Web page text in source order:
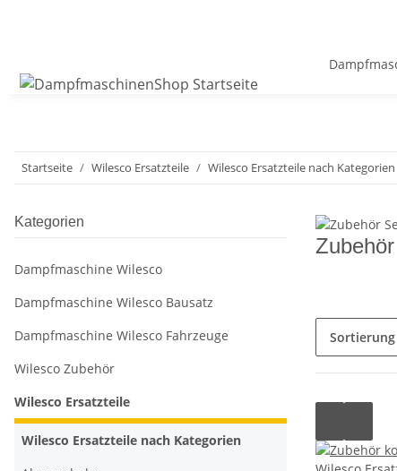
Startseite Wilesco Ersatzteile Wilesco Ersatzteile nach Kategorien
Sortierung
Kategorien
Dampfmaschine Wilesco
Dampfmaschine Wilesco Bausatz
Dampfmaschine Wilesco Fahrzeuge
Wilesco Zubehör
Wilesco Ersatzteile
Wilesco Ersatzteile nach Kategorien